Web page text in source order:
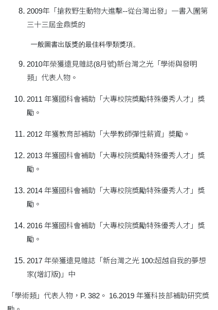
2009年「搶救野生動物大進擊--從台灣出發」一書入圍第
三十三屆金鼎獎的
2010年榮獲遠見雜誌(8月號)新台灣之光「學術與發明
類」代表人物。
2011 年獲國科會補助「大專校院獎勵特殊優秀人才」獎
勵。
2012 年獲教育部補助「大學教師彈性薪資」奬勵。
2013 年獲國科會補助「大專校院獎勵特殊優秀人才」獎
勵。
2014 年獲國科會補助「大專校院獎勵特殊優秀人才」獎
勵。
2016 年獲國科會補助「大專校院獎勵特殊優秀人才」獎
勵。
2017 年榮獲遠見雜誌「新台灣之光 100:超越自我的夢想
家(增訂版)」中
「學術類」代表人物，P. 382。 16.2019 年獲科技部補助研究獎